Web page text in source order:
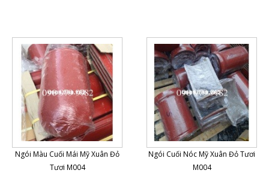
Ngói Màu Cuối Mái Mỹ Xuân Đỏ
Tươi M004
Ngói Cuối Nóc Mỹ Xuân Đỏ Tươi
M004